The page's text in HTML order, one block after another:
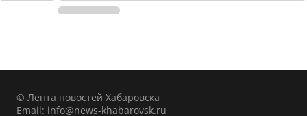
© Лента новостей Хабаровска
Email: info@news-khabarovsk.ru